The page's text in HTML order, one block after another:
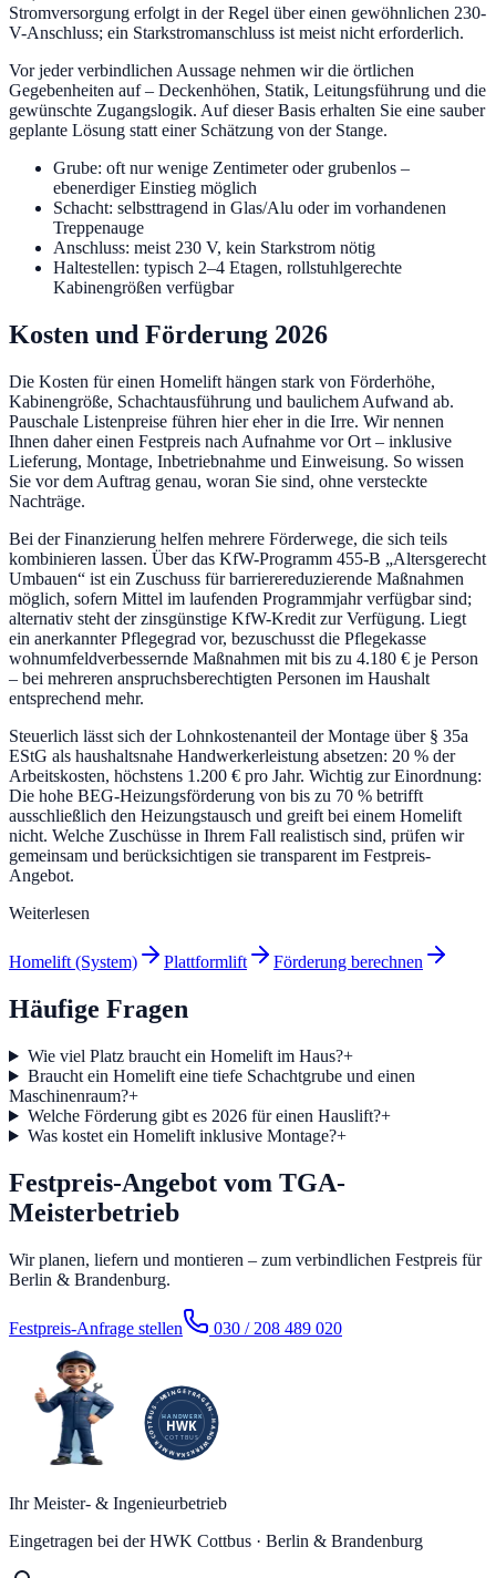
Stromversorgung erfolgt in der Regel über einen gewöhnlichen 230-
V-Anschluss; ein Starkstromanschluss ist meist nicht erforderlich.
Vor jeder verbindlichen Aussage nehmen wir die örtlichen
Gegebenheiten auf – Deckenhöhen, Statik, Leitungsführung und die
gewünschte Zugangslogik. Auf dieser Basis erhalten Sie eine sauber
geplante Lösung statt einer Schätzung von der Stange.
Grube: oft nur wenige Zentimeter oder grubenlos –
ebenerdiger Einstieg möglich
Schacht: selbsttragend in Glas/Alu oder im vorhandenen
Treppenauge
Anschluss: meist 230 V, kein Starkstrom nötig
Haltestellen: typisch 2–4 Etagen, rollstuhlgerechte
Kabinengrößen verfügbar
Kosten und Förderung 2026
Die Kosten für einen Homelift hängen stark von Förderhöhe,
Kabinengröße, Schachtausführung und baulichem Aufwand ab.
Pauschale Listenpreise führen hier eher in die Irre. Wir nennen
Ihnen daher einen Festpreis nach Aufnahme vor Ort – inklusive
Lieferung, Montage, Inbetriebnahme und Einweisung. So wissen
Sie vor dem Auftrag genau, woran Sie sind, ohne versteckte
Nachträge.
Bei der Finanzierung helfen mehrere Förderwege, die sich teils
kombinieren lassen. Über das KfW-Programm 455-B „Altersgerecht
Umbauen“ ist ein Zuschuss für barrierereduzierende Maßnahmen
möglich, sofern Mittel im laufenden Programmjahr verfügbar sind;
alternativ steht der zinsgünstige KfW-Kredit zur Verfügung. Liegt
ein anerkannter Pflegegrad vor, bezuschusst die Pflegekasse
wohnumfeldverbessernde Maßnahmen mit bis zu 4.180 € je Person
– bei mehreren anspruchsberechtigten Personen im Haushalt
entsprechend mehr.
Steuerlich lässt sich der Lohnkostenanteil der Montage über § 35a
EStG als haushaltsnahe Handwerkerleistung absetzen: 20 % der
Arbeitskosten, höchstens 1.200 € pro Jahr. Wichtig zur Einordnung:
Die hohe BEG-Heizungsförderung von bis zu 70 % betrifft
ausschließlich den Heizungstausch und greift bei einem Homelift
nicht. Welche Zuschüsse in Ihrem Fall realistisch sind, prüfen wir
gemeinsam und berücksichtigen sie transparent im Festpreis-
Angebot.
Weiterlesen
Homelift (System) Plattformlift Förderung berechnen
Häufige Fragen
Wie viel Platz braucht ein Homelift im Haus?+
Braucht ein Homelift eine tiefe Schachtgrube und einen
Maschinenraum?+
Welche Förderung gibt es 2026 für einen Hauslift?+
Was kostet ein Homelift inklusive Montage?+
Festpreis-Angebot vom TGA-
Meisterbetrieb
Wir planen, liefern und montieren – zum verbindlichen Festpreis für
Berlin & Brandenburg.
Festpreis-Anfrage stellen 030 / 208 489 020
Ihr Meister- & Ingenieurbetrieb
Eingetragen bei der HWK Cottbus · Berlin & Brandenburg